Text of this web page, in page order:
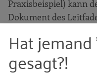
Praxisbeispiel) kann
Dokument des
Tool:
Hat
gesagt?!